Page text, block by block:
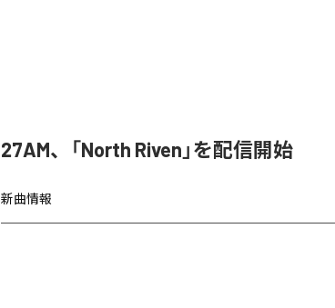
27AM、「North Riven」を配信開始
新曲情報